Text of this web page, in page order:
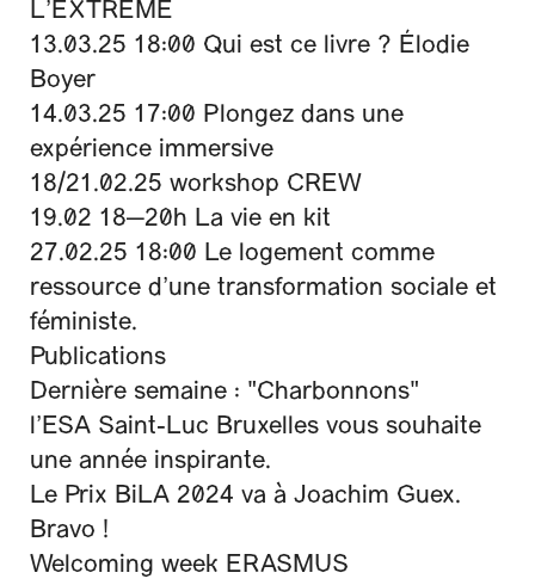
L’EXTRÊME
13.03.25 18:00 Qui est ce livre ? Élodie
Boyer
14.03.25 17:00 Plongez dans une
expérience immersive
18/21.02.25 workshop CREW
19.02 18—20h La vie en kit
27.02.25 18:00 Le logement comme
ressource d’une transformation sociale et
féministe.
Publications
Dernière semaine : "Charbonnons"
l’ESA Saint-Luc Bruxelles vous souhaite
une année inspirante.
Le Prix BiLA 2024 va à Joachim Guex.
Bravo !
Welcoming week ERASMUS